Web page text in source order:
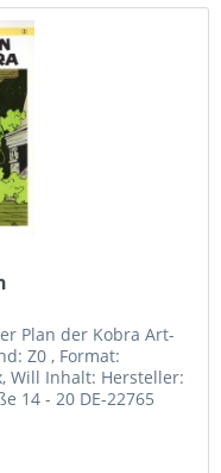
Plan der Kobra Art-
Z0 , Format:
Will Inhalt: Hersteller:
14 - 20 DE-22765